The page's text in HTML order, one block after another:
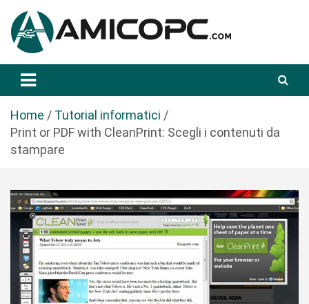
a
Amicopc.com
Home
Tutorial informatici
Print or PDF with CleanPrint: Scegli i contenuti da
stampare